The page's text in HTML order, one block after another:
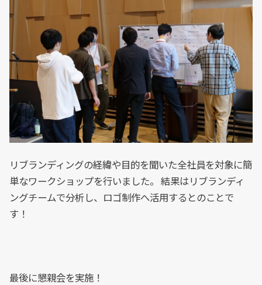
リブランディングの経緯や目的を聞いた全社員を対象に簡
単なワークショップを行いました。 結果はリブランディ
ングチームで分析し、ロゴ制作へ活用するとのことで
す！
最後に懇親会を実施！